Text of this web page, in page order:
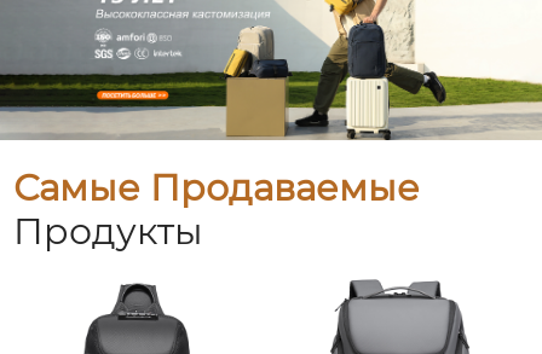
Самые Продаваемые
Продукты